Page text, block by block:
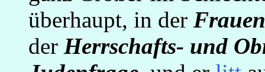
überhaupt, in der
der Herrschafts- und